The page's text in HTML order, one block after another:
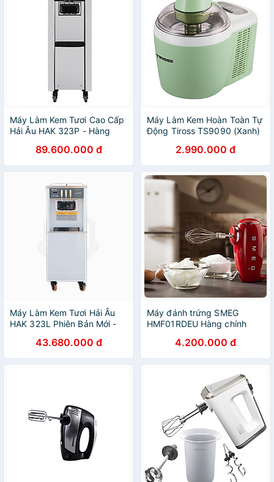
Máy Làm Kem Tươi Cao Cấp
Hải Âu HAK 323P - Hàng
89.600.000 đ
Máy Làm Kem Hoàn Toàn Tự
Động Tiross TS9090 (Xanh)
2.990.000 đ
Máy Làm Kem Tươi Hải Âu
HAK 323L Phiên Bản Mới -
43.680.000 đ
Máy đánh trứng SMEG
HMF01RDEU Hàng chính
4.200.000 đ